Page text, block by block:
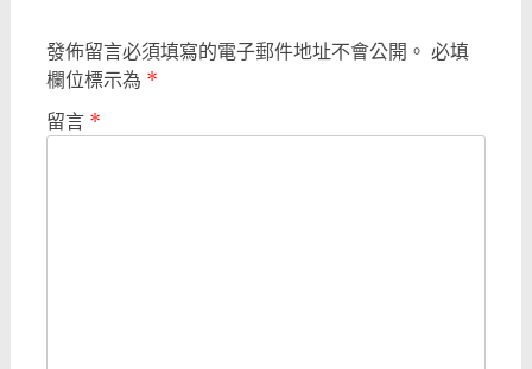
發佈留言必須填寫的電子郵件地址不會公開。 必填
欄位標示為 *
留言 *